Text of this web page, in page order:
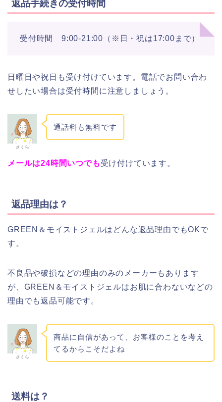
返品手続きの受付時間
受付時間 9:00-21:00（※日・祝は17:00まで）
日曜日や祝日も受け付けています。電話でお問い合わ
せしたい場合は受付時間に注意しましょう。
さくら
通話料も無料です
メールは24時間いつでも 受け付けています。
返品理由は？
GREEN＆モイストジェルはどんな返品理由でもOKで
す。
不良品や破損などの理由のみのメーカーもあります
が、GREEN＆モイストジェルはお肌に合わないなどの
理由でも返品可能です。
さくら
商品に自信があって、お客様のことを考え
てるからこそだよね
送料は？